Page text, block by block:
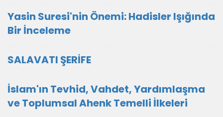
Yasin Suresi'nin Önemi: Hadisler Işığında
Bir İnceleme
SALAVATI ŞERİFE
İslam'ın Tevhid, Vahdet, Yardımlaşma
ve Toplumsal Ahenk Temelli İlkeleri